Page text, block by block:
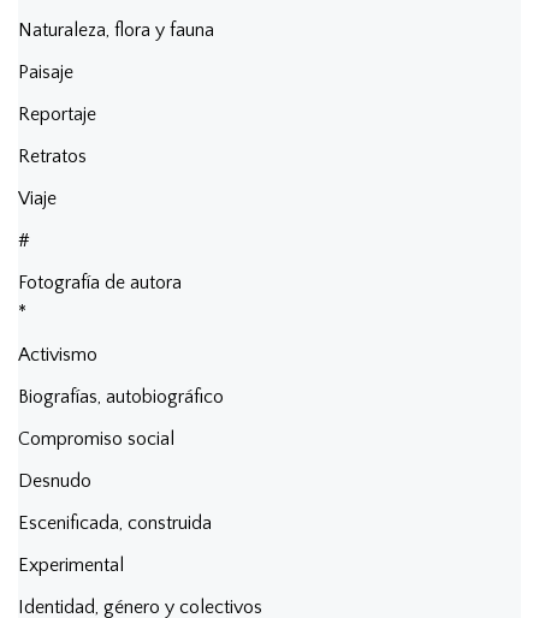
Naturaleza, flora y fauna
Paisaje
Reportaje
Retratos
Viaje
#
Fotografía de autora
*
Activismo
Biografías, autobiográfico
Compromiso social
Desnudo
Escenificada, construida
Experimental
Identidad, género y colectivos